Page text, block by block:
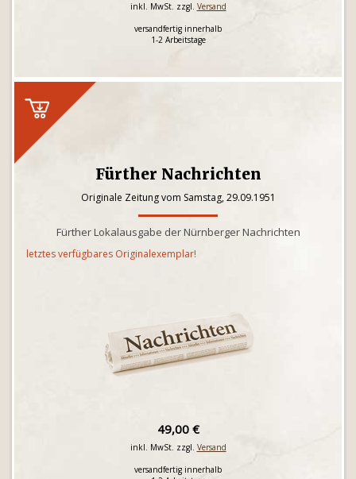
inkl. MwSt. zzgl. Versand
versandfertig innerhalb
1-2 Arbeitstage
Fürther Nachrichten
Originale Zeitung vom Samstag, 29.09.1951
Fürther Lokalausgabe der Nürnberger Nachrichten
letztes verfügbares Originalexemplar!
49,00 €
inkl. MwSt. zzgl. Versand
versandfertig innerhalb